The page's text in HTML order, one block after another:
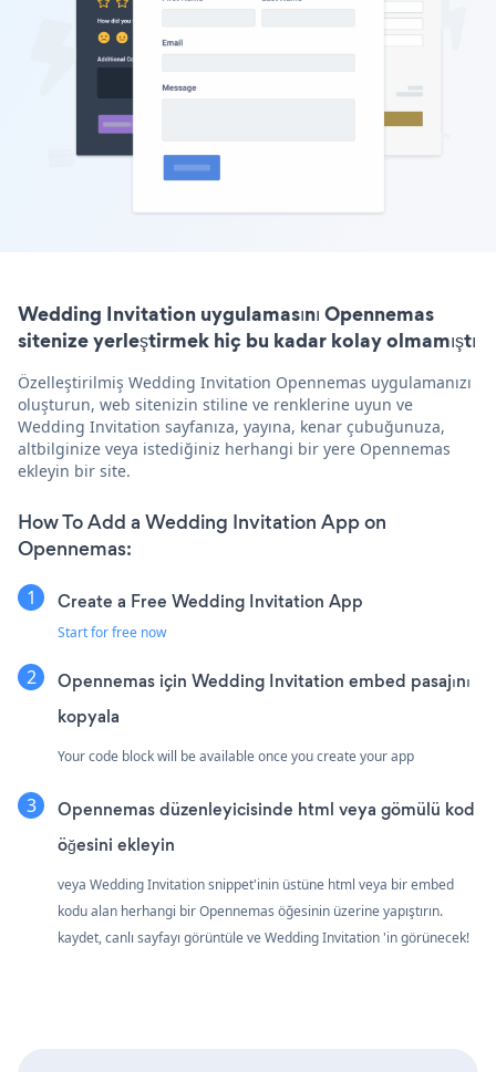
Wedding Invitation uygulamasını Opennemas
sitenize yerleştirmek hiç bu kadar kolay olmamıştı
Özelleştirilmiş Wedding Invitation Opennemas uygulamanızı
oluşturun, web sitenizin stiline ve renklerine uyun ve
Wedding Invitation sayfanıza, yayına, kenar çubuğunuza,
altbilginize veya istediğiniz herhangi bir yere Opennemas
ekleyin bir site.
How To Add a Wedding Invitation App on
Opennemas:
Create a Free Wedding Invitation App
Start for free now
Opennemas için Wedding Invitation embed pasajını
kopyala
Your code block will be available once you create your app
Opennemas düzenleyicisinde html veya gömülü kod
öğesini ekleyin
veya Wedding Invitation snippet'inin üstüne html veya bir embed
kodu alan herhangi bir Opennemas öğesinin üzerine yapıştırın.
kaydet, canlı sayfayı görüntüle ve Wedding Invitation 'in görünecek!